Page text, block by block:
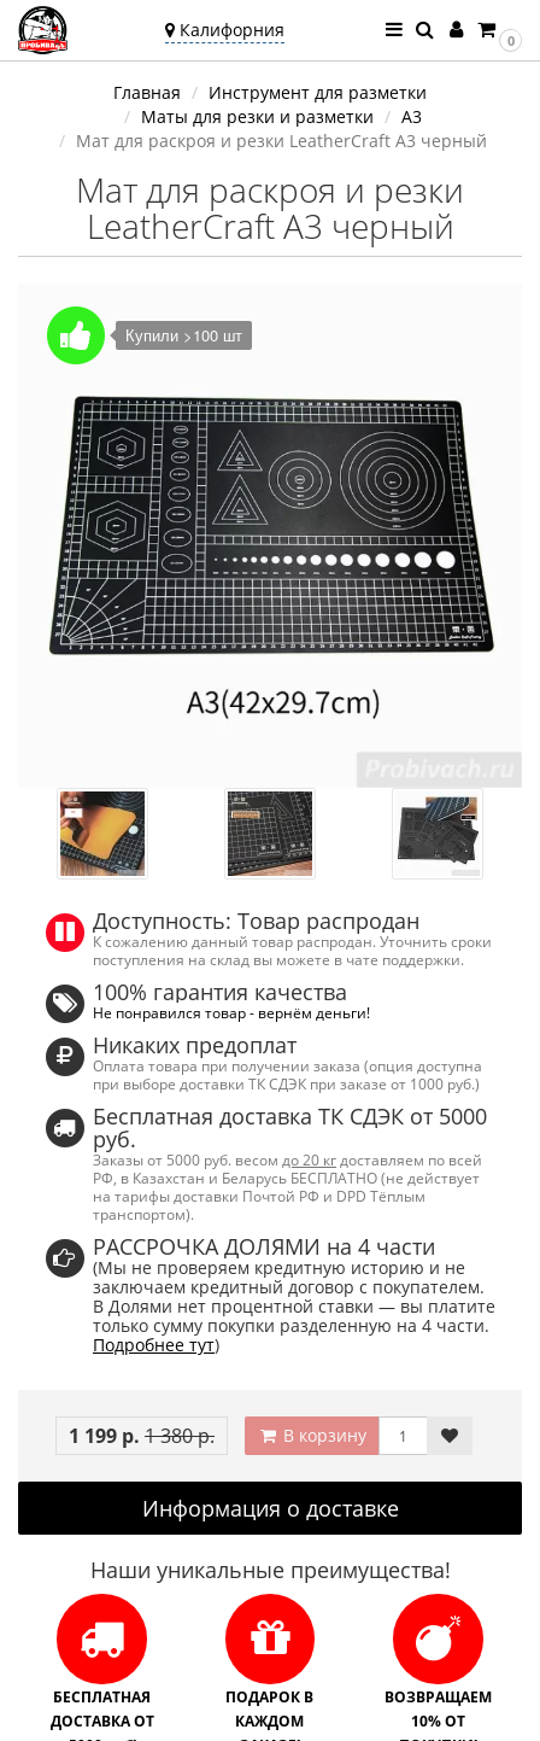
Калифорния
Калифорния
Угадали?
0
Главная
Инструмент для разметки
Маты для резки и разметки
А3
Мат для раскроя и резки LeatherCraft А3 черный
Мат для раскроя и резки
LeatherCraft А3 черный
Купили >100 шт
Доступность: Товар распродан
К сожалению данный товар распродан. Уточнить сроки
поступления на склад вы можете в чате поддержки.
100% гарантия качества
Не понравился товар - вернём деньги!
Никаких предоплат
Оплата товара при получении заказа (опция доступна
при выборе доставки ТК СДЭК при заказе от 1000 руб.)
Бесплатная доставка ТК СДЭК от 5000
руб.
Заказы от 5000 руб. весом до 20 кг доставляем по всей
РФ, в Казахстан и Беларусь БЕСПЛАТНО (не действует
на тарифы доставки Почтой РФ и DPD Тёплым
транспортом).
РАССРОЧКА ДОЛЯМИ на 4 части
(Мы не проверяем кредитную историю и не
заключаем кредитный договор с покупателем.
В Долями нет процентной ставки — вы платите
только сумму покупки разделенную на 4 части.
Подробнее тут)
1 199 р. 1 380 р. В корзину
Информация о доставке
Наши уникальные преимущества!
БЕСПЛАТНАЯ
ДОСТАВКА ОТ
ПОДАРОК В
КАЖДОМ
ВОЗВРАЩАЕМ
10% ОТ